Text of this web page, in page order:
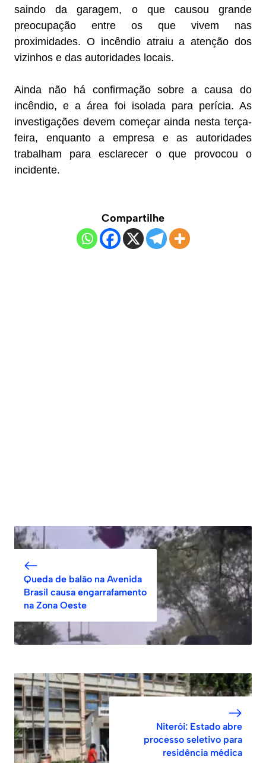
saindo da garagem, o que causou grande
preocupação entre os que vivem nas
proximidades. O incêndio atraiu a atenção dos
vizinhos e das autoridades locais.
Ainda não há confirmação sobre a causa do
incêndio, e a área foi isolada para perícia. As
investigações devem começar ainda nesta terça-
feira, enquanto a empresa e as autoridades
trabalham para esclarecer o que provocou o
incidente.
Compartilhe
Queda de balão na Avenida
Brasil causa engarrafamento
na Zona Oeste
Niterói: Estado abre
processo seletivo para
residência médica